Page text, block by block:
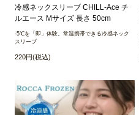
冷感ネックスリーブ CHILL-Ace チ
ルエース Mサイズ 長さ 50cm
-5℃を「即」体験。常温携帯できる冷感ネック
スリーブ
220円(税込)